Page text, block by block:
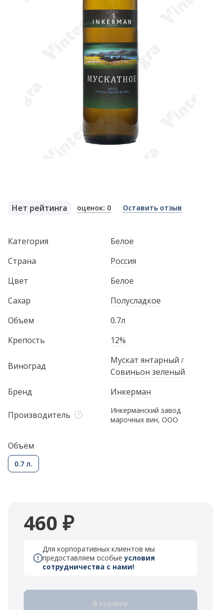
Нет рейтинга оценок: 0 Оставить отзыв
Категория
Белое
Страна
Россия
Цвет
Белое
Сахар
Полусладкое
Объем
0.7л
Крепость
12%
Виноград
Мускат янтарный /
Совиньон зеленый
Бренд
Инкерман
Производитель
Инкерманский завод
марочных вин, ООО
Объём
0.7 л.
460 ₽
Для корпоративных клиентов мы
предоставляем особыеусловия
сотрудничества с нами!
В корзину